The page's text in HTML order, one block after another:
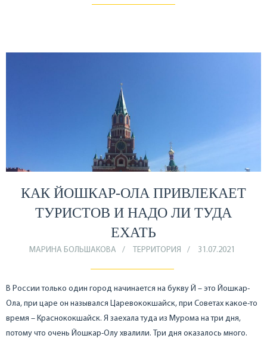
КАК ЙОШКАР-ОЛА ПРИВЛЕКАЕТ
ТУРИСТОВ И НАДО ЛИ ТУДА
ЕХАТЬ
МАРИНА БОЛЬШАКОВА ТЕРРИТОРИЯ 31.07.2021
В России только один город начинается на букву Й – это Йошкар-
Ола, при царе он назывался Царевококшайск, при Советах какое-то
время – Краснококшайск. Я заехала туда из Мурома на три дня,
потому что очень Йошкар-Олу хвалили. Три дня оказалось много.